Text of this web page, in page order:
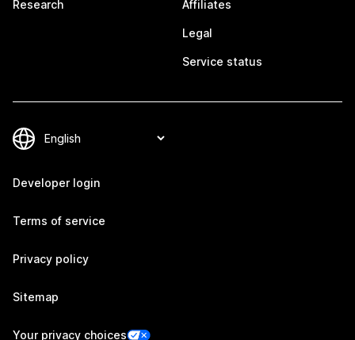
Research Affiliates
Legal
Service status
Developer login
Terms of service
Privacy policy
Sitemap
Your privacy choices